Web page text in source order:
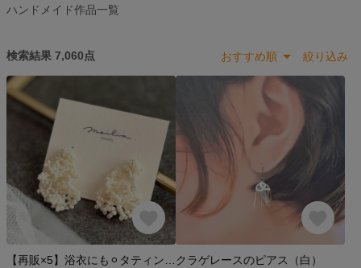
ハンドメイド作品一覧
おすすめ順 絞り込み
検索結果 7,060点
クラゲレースのピアス（白）